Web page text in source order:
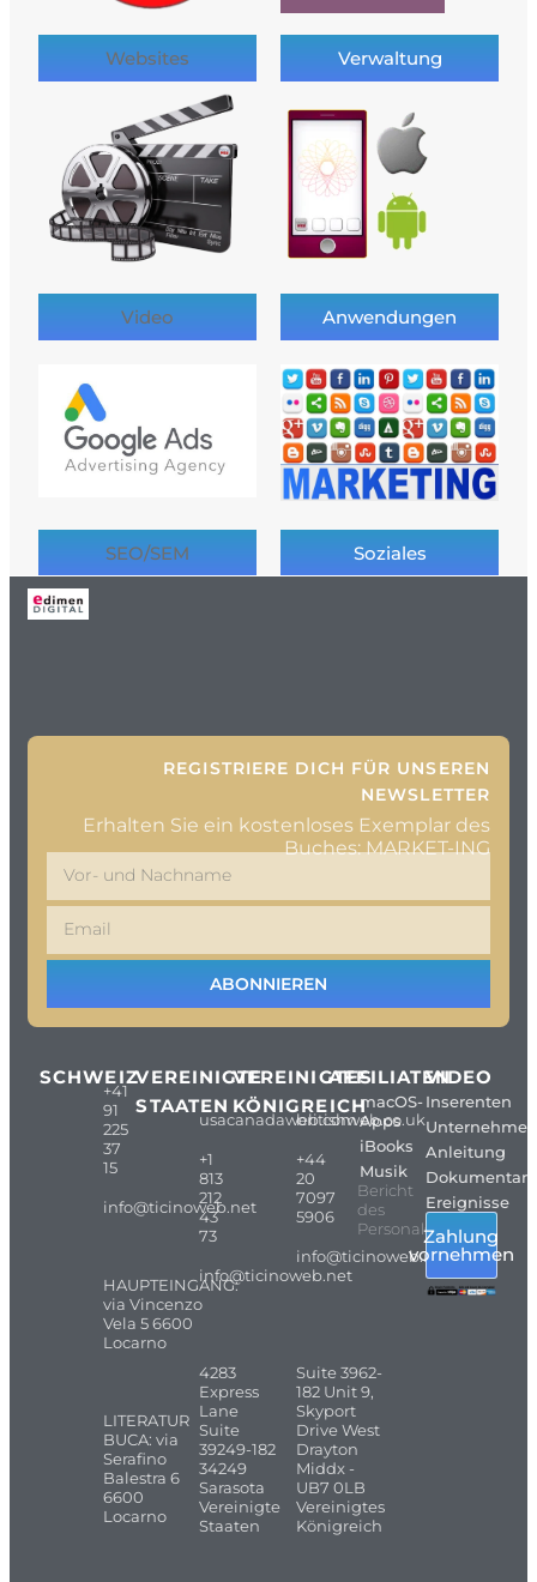
Websites Verwaltung
Video Anwendungen
SEO/SEM Soziales
REGISTRIERE DICH FÜR UNSEREN
NEWSLETTER
Erhalten Sie ein kostenloses Exemplar des
Buches: MARKET-ING
ABONNIEREN
SCHWEIZ
+41
91
225
37
15
info@ticinoweb.net
HAUPTEINGANG:
via Vincenzo
Vela 5 6600
Locarno
LITERATUR
BUCA: via
Serafino
Balestra 6
6600
Locarno
VEREINIGTE
STAATEN
usacanadaweb.com
+1
813
212
43
73
info@ticinoweb.net
4283
Express
Lane
Suite
39249-182
34249
Sarasota
Vereinigte
Staaten
VEREINIGTES
KÖNIGREICH
britishweb.co.uk
+44
20
7097
5906
info@ticinoweb.net
Suite 3962-
182 Unit 9,
Skyport
Drive West
Drayton
Middx -
UB7 0LB
Vereinigtes
Königreich
AFFILIATEN
macOS-
Apps
iBooks
Musik
Bericht
des
Personals
VIDEO
Inserenten
Unternehmen
Anleitung
Ereignisse
Zahlung
vornehmen